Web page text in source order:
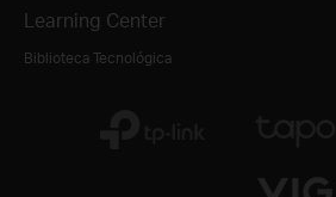
Learning Center
Biblioteca Tecnológica